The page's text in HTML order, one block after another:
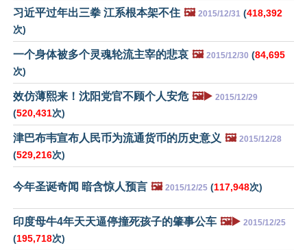
习近平过年出三拳 江系根本架不住 🖼️ 2015/12/31 (418,392
次)
一个身体被多个灵魂轮流主宰的悲哀 🖼️ 2015/12/30 (84,695
次)
效仿薄熙来！沈阳党官不顾个人安危 🖼️▶️ 2015/12/29
(520,431次)
津巴布韦宣布人民币为流通货币的历史意义 🖼️ 2015/12/28
(529,216次)
今年圣诞奇闻 暗含惊人预言 🖼️ 2015/12/25 (117,948次)
印度母牛4年天天逼停撞死孩子的肇事公车 🖼️▶️ 2015/12/25
(195,718次)